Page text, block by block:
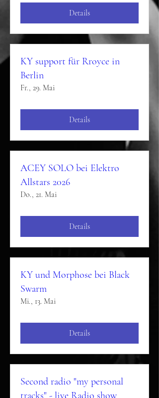
Details
KY support für Rroyce in
Berlin
Fr., 29. Mai
Details
ACEY SOLO bei Elektro
Allstars 2026
Do., 21. Mai
Details
KY und Morphose bei Black
Swarm
Mi., 13. Mai
Details
Second radio "my personal
tracks" - live Radio show